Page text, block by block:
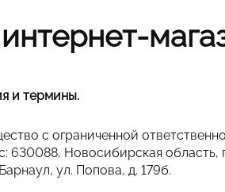
и термины.
с ограниченной
630088, Новосибирская область,
ул. Попова, д. 179б.